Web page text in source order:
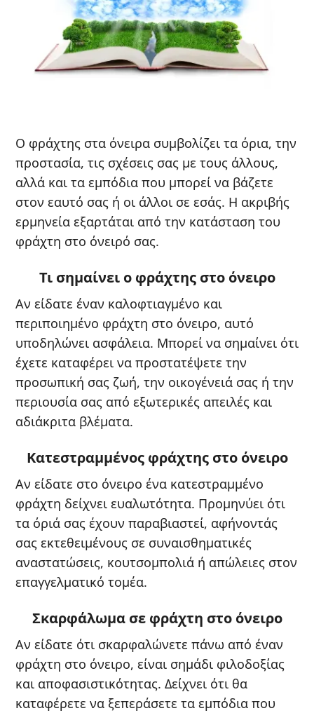
Ο φράχτης στα όνειρα συμβολίζει τα όρια, την
προστασία, τις σχέσεις σας με τους άλλους,
αλλά και τα εμπόδια που μπορεί να βάζετε
στον εαυτό σας ή οι άλλοι σε εσάς. Η ακριβής
ερμηνεία εξαρτάται από την κατάσταση του
φράχτη στο όνειρό σας.
Τι σημαίνει ο φράχτης στο όνειρο
Αν είδατε έναν καλοφτιαγμένο και
περιποιημένο φράχτη στο όνειρο, αυτό
υποδηλώνει ασφάλεια. Μπορεί να σημαίνει ότι
έχετε καταφέρει να προστατέψετε την
προσωπική σας ζωή, την οικογένειά σας ή την
περιουσία σας από εξωτερικές απειλές και
αδιάκριτα βλέματα.
Κατεστραμμένος φράχτης στο όνειρο
Αν είδατε στο όνειρο ένα κατεστραμμένο
φράχτη δείχνει ευαλωτότητα. Προμηνύει ότι
τα όριά σας έχουν παραβιαστεί, αφήνοντάς
σας εκτεθειμένους σε συναισθηματικές
αναστατώσεις, κουτσομπολιά ή απώλειες στον
επαγγελματικό τομέα.
Σκαρφάλωμα σε φράχτη στο όνειρο
Αν είδατε ότι σκαρφαλώνετε πάνω από έναν
φράχτη στο όνειρο, είναι σημάδι φιλοδοξίας
και αποφασιστικότητας. Δείχνει ότι θα
καταφέρετε να ξεπεράσετε τα εμπόδια που